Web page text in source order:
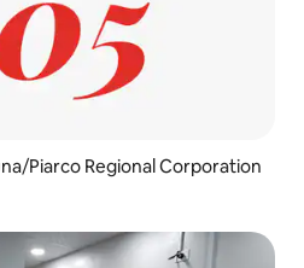
Piarco Regional Corporation